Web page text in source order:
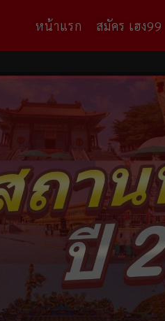
หน้าแรก สมัคร เฮง99